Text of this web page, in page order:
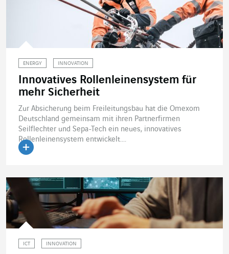
ENERGY INNOVATION
Innovatives Rollenleinensystem für
mehr Sicherheit
Zur Absicherung beim Freileitungsbau hat die Omexom
Deutschland gemeinsam mit ihren Partnerfirmen
Seilflechter und Sepa-Tech ein neues, innovatives
Rollenleinensystem entwickelt....
ICT INNOVATION